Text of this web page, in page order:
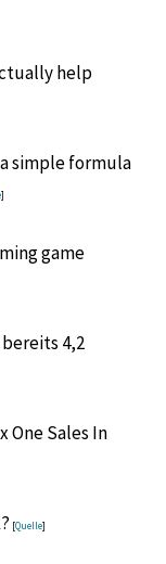
help
simple formula
]
game
4,2
One Sales In
[Quelle]